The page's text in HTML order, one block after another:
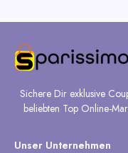
Sichere Dir exklusive
beliebten Top Online-
Unser Unternehmen